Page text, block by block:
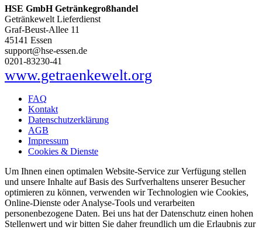
HSE GmbH Getränkegroßhandel
Getränkewelt Lieferdienst
Graf-Beust-Allee 11
45141 Essen
support@hse-essen.de
0201-83230-41
www.getraenkewelt.org
FAQ
Kontakt
Datenschutzerklärung
AGB
Impressum
Cookies & Dienste
Um Ihnen einen optimalen Website-Service zur Verfügung stellen
und unsere Inhalte auf Basis des Surfverhaltens unserer Besucher
optimieren zu können, verwenden wir Technologien wie Cookies,
Online-Dienste oder Analyse-Tools und verarbeiten
personenbezogene Daten. Bei uns hat der Datenschutz einen hohen
Stellenwert und wir bitten Sie daher freundlich um die Erlaubnis zur